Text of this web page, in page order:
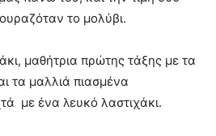
το μολύβι.
μαθήτρια πρώτης τάξης με τα
τα μαλλιά πιασμένα
με ένα λευκό λαστιχάκι.